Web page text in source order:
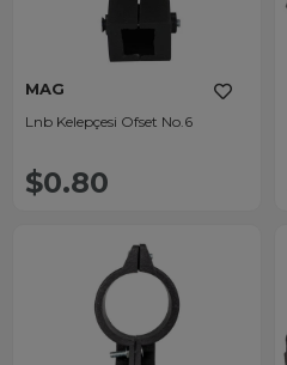
MAG
Lnb Kelepçesi Ofset No.6
$0.80